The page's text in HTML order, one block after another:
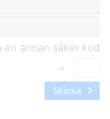
=
Skicka